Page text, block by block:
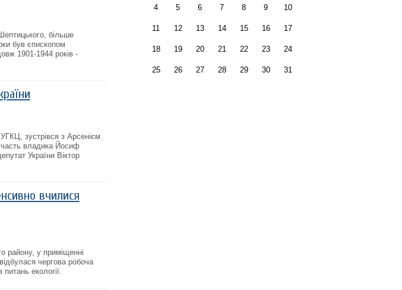
більше
був єпископом
1901-1944 років -
зустрівся з Арсенієм
владика Йосиф
України Віктор
вчилися
району, у приміщенні
чергова робоча
екології.
4 5 6 7 8 9 10
11 12 13 14 15 16 17
18 19 20 21 22 23 24
25 26 27 28 29 30 31